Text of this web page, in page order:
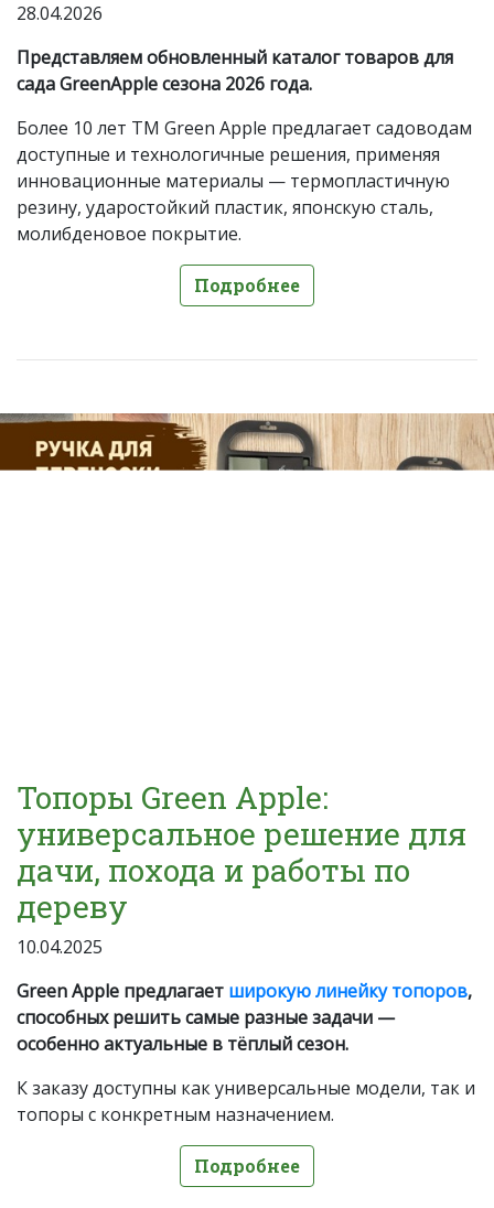
28.04.2026
Представляем обновленный каталогтоваров для
сада GreenAppleсезона 2026 года.
Более 10 лет ТМ Green Apple предлагает садоводам
доступные и технологичные решения, применяя
инновационные материалы — термопластичную
резину, ударостойкий пластик, японскую сталь,
молибденовое покрытие.
Подробнее
Топоры Green Apple:
универсальное решение для
дачи, похода и работы по
дереву
10.04.2025
Green Apple предлагает широкую линейку топоров,
способных решить самые разные задачи —
особенно актуальные в тёплый сезон.
К заказу доступны как универсальные модели, так и
топоры с конкретным назначением.
Подробнее